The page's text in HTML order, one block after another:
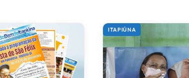
ITAPIÚNA